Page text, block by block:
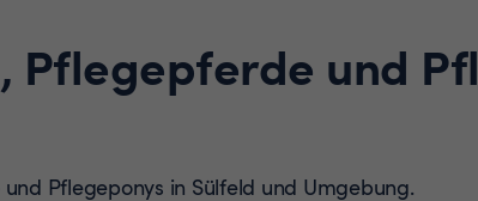
und
Pflegeponys in Sülfeld und Umgebung.